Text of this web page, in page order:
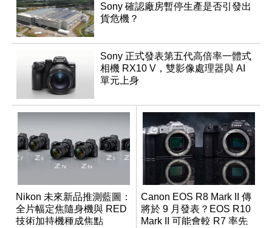
Sony 確認廠房暫停生產是否引發出
貨危機？
Sony 正式發表第五代高倍率一體式
相機 RX10 V，雙影像處理器與 AI
單元上身
Nikon 未來新品推測藍圖：
全片幅定焦隨身機與 RED
技術加持機種成焦點
Canon EOS R8 Mark II 傳
將於 9 月發表？EOS R10
Mark II 可能會較 R7 率先